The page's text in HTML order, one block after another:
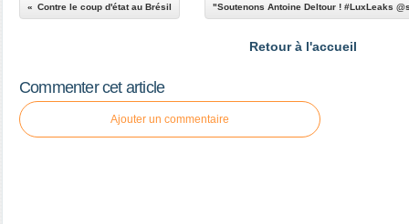
Contre le coup d'état au Brésil "Soutenons Antoine Deltour ! #LuxLeaks
Retour à l'accueil
Commenter cet article
Ajouter un commentaire